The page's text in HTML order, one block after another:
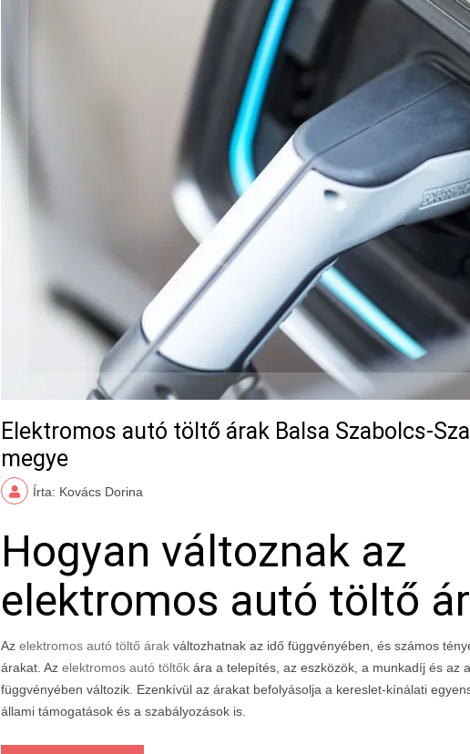
Elektromos autó töltő árak Balsa Szabolcs-
megye
Írta: Kovács Dorina
Hogyan változnak az
elektromos autó töltő
Az elektromos autó töltő árak változhatnak az idő függvényében, és számos
árakat. Az elektromos autó töltők ára a telepítés, az eszközök, a munkadíj és az
függvényében változik. Ezenkívül az árakat befolyásolja a kereslet-kínálati
állami támogatások és a szabályozások is.